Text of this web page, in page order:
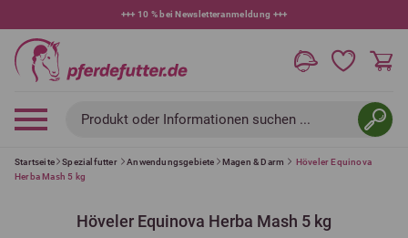
+++ 10 % bei Newsletteranmeldung +++
Produkt oder Informationen suchen ...
Startseite Spezialfutter Anwendungsgebiete Magen & Darm
Höveler Equinova
Herba Mash 5 kg
Höveler Equinova Herba Mash 5 kg